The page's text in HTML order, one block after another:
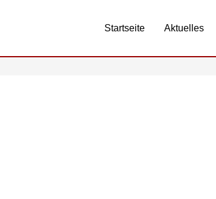
Startseite Aktuelles